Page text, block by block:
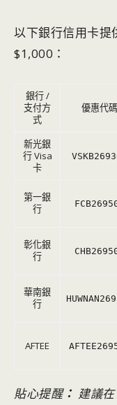
以下銀行信用卡提
$1,000：
銀行 /
支付方
式
優惠代碼
新光銀
行 Visa
卡
第一銀
行
彰化銀
行
華南銀
行
AFTEE
貼心提醒： 建議